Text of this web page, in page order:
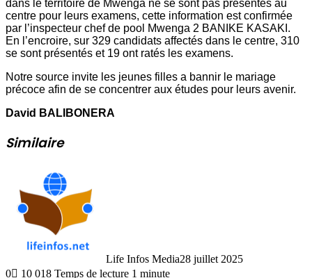
dans le territoire de Mwenga ne se sont pas présentés au
centre pour leurs examens, cette information est confirmée
par l’inspecteur chef de pool Mwenga 2 BANIKE KASAKI.
En l’encroire, sur 329 candidats affectés dans le centre, 310
se sont présentés et 19 ont ratés les examens.
Notre source invite les jeunes filles a bannir le mariage
précoce afin de se concentrer aux études pour leurs avenir.
David BALIBONERA
Similaire
Life Infos Media28 juillet 2025
0
10 018 Temps de lecture 1 minute